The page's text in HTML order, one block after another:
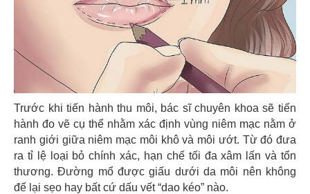
Trước khi tiến hành thu môi, bác sĩ chuyên khoa sẽ tiến
hành đo vẽ cụ thể nhằm xác định vùng niêm mạc nằm ở
ranh giới giữa niêm mạc môi khô và môi ướt. Từ đó đưa
ra tỉ lệ loại bỏ chính xác, hạn chế tối đa xâm lấn và tổn
thương. Đường mổ được giấu dưới da môi nên không
để lại sẹo hay bất cứ dấu vết “dao kéo” nào.